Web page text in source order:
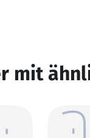
mit